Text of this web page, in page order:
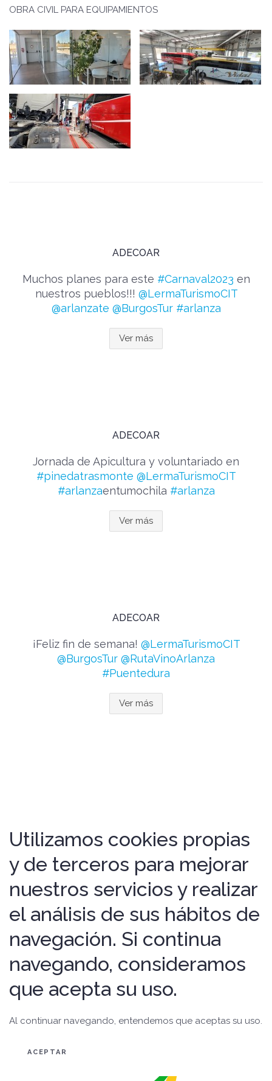
OBRA CIVIL PARA EQUIPAMIENTOS
ADECOAR
Muchos planes para este #Carnaval2023 en
nuestros pueblos!!! @LermaTurismoCIT
@arlanzate @BurgosTur #arlanza
Ver más
ADECOAR
Jornada de Apicultura y voluntariado en
#pinedatrasmonte @LermaTurismoCIT
#arlanzaentumochila #arlanza
Ver más
ADECOAR
¡Feliz fin de semana! @LermaTurismoCIT
@BurgosTur @RutaVinoArlanza
#Puentedura
Ver más
Utilizamos cookies propias
y de terceros para mejorar
nuestros servicios y realizar
el análisis de sus hábitos de
navegación. Si continua
navegando, consideramos
que acepta su uso.
Al continuar navegando, entendemos que aceptas su uso.
ACEPTAR